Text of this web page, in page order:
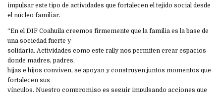
impulsar este tipo de actividades que fortalecen el tejido social desde
el núcleo familiar.
“En el DIF Coahuila creemos firmemente que la familia es la base de
una sociedad fuerte y
solidaria. Actividades como este rally nos permiten crear espacios
donde madres, padres,
hijas e hijos conviven, se apoyan y construyen juntos momentos que
fortalecen sus
vínculos. Nuestro compromiso es seguir impulsando acciones que